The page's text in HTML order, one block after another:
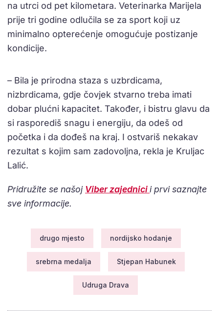
na utrci od pet kilometara. Veterinarka Marijela
prije tri godine odlučila se za sport koji uz
minimalno opterećenje omogućuje postizanje
kondicije.
– Bila je prirodna staza s uzbrdicama,
nizbrdicama, gdje čovjek stvarno treba imati
dobar plućni kapacitet. Također, i bistru glavu da
si rasporediš snagu i energiju, da odeš od
početka i da dođeš na kraj. I ostvariš nekakav
rezultat s kojim sam zadovoljna, rekla je Kruljac
Lalić.
Pridružite se našoj Viber zajednicii prvi saznajte
sve informacije.
drugo mjesto nordijsko hodanje
srebrna medalja Stjepan Habunek
Udruga Drava